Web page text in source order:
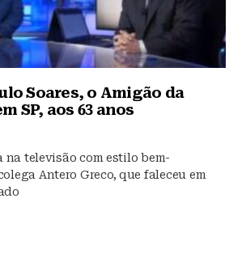
Soares, o Amigão da
SP, aos 63 anos
na televisão com estilo bem-
Antero Greco, que faleceu em